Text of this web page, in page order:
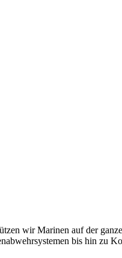
wir Marinen auf der
bis hin zu